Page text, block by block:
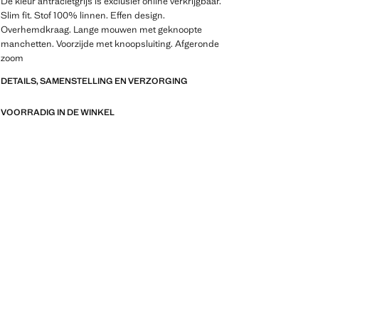
Slim fit. Stof 100% linnen. Effen design.
Overhemdkraag. Lange mouwen met geknoopte
manchetten. Voorzijde met knoopsluiting. Afgeronde
zoom
DETAILS, SAMENSTELLING EN VERZORGING
VOORRADIG IN DE WINKEL